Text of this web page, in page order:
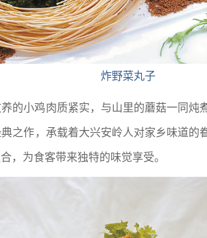
炸野菜丸子
的小鸡肉质紧实，与山里的蘑菇一同
之作，承载着大兴安岭人对家乡味道
，为食客带来独特的味觉享受。